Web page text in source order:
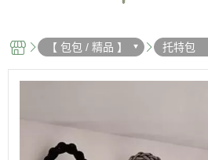
【 包包 / 精品 】 托特包